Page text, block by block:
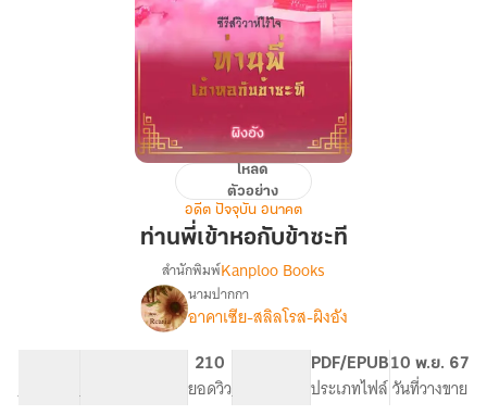
เข้า
กับ
ข้า
ซะที
โหลด
ตัวอย่าง
อดีต ปัจจุบัน อนาคต
ท่านพี่เข้าหอกับข้าซะที
เรื่อง
ท่าน
สำนักพิมพ์Kanploo Books
นามปากกา
อาคาเซีย-สลิลโรส-ผิงอัง
จำนวนคำ จำนวนหน้า (A5)
210
ยอดวิวระดับเนื้อหา
PDF/EPUB
ประเภทไฟล์
10 พ.ย. 67
วันที่วางขาย